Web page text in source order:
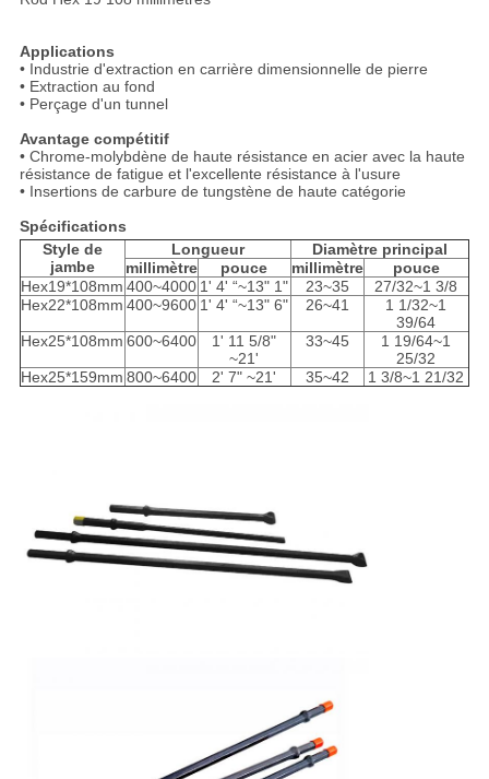
Applications
• Industrie d'extraction en carrière dimensionnelle de pierre
• Extraction au fond
• Perçage d'un tunnel
Avantage compétitif
• Chrome-molybdène de haute résistance en acier avec la haute
résistance de fatigue et l'excellente résistance à l'usure
• Insertions de carbure de tungstène de haute catégorie
Spécifications
Style de
jambe
Longueur
Diamètre principal
millimètre
pouce millimètre
pouce
Hex19*108mm 400~4000 1' 4' “~13" 1" 23~35
27/32~1 3/8
Hex22*108mm 400~9600 1' 4' “~13" 6" 26~41
1 1/32~1
39/64
Hex25*108mm 600~6400
1' 11 5/8"
~21'
33~45
1 19/64~1
25/32
Hex25*159mm 800~6400 2' 7" ~21' 35~42 1 3/8~1 21/32